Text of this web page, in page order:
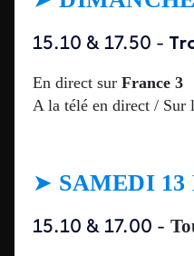
15.10 & 17.50 -
En direct sur France 3
A la télé en direct / Sur
➤ SAMEDI
15.10 & 17.00 -